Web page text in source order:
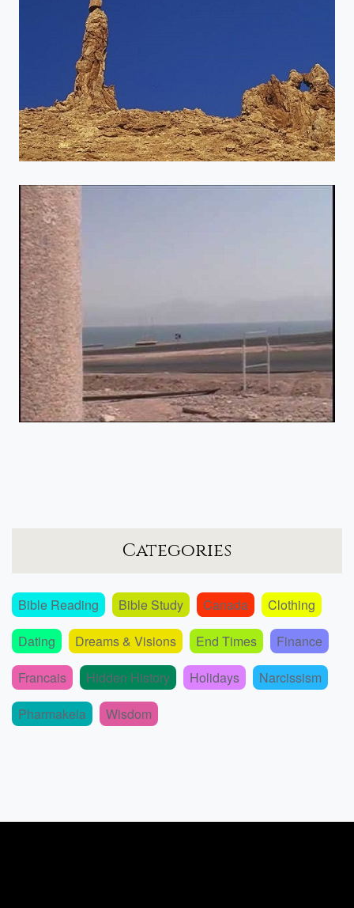
Categories
Bible Reading Bible Study Canada
Clothing
Dating
Dreams & Visions End Times
Finance
Francais
Hidden History Holidays
Narcissism
Pharmakeia
Wisdom